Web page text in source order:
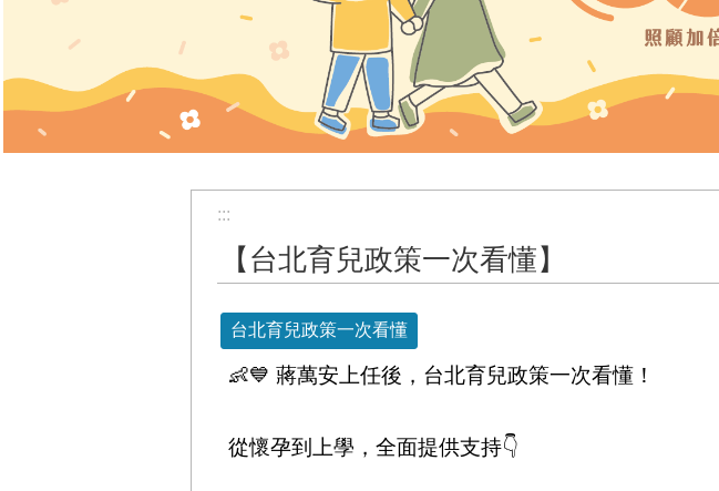
:::
【台北育兒政策一次看懂】
台北育兒政策一次看懂
👶💙 蔣萬安上任後，台北育兒政策一次看懂！
從懷孕到上學，全面提供支持👇